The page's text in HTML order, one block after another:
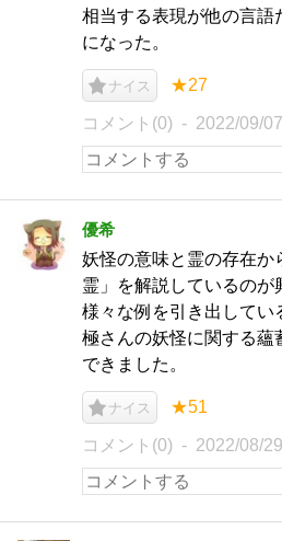
相当する表現が他の言語
になった。
ナイス ★27
コメント(0) 2022/09/07
優希
妖怪の意味と霊の存在か
霊」を解説しているのが
様々な例を引き出してい
極さんの妖怪に関する蘊
できました。
ナイス ★51
コメント(0) 2022/08/29